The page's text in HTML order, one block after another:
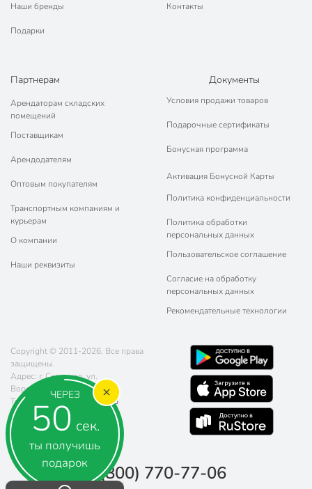
ЧЕРЕЗ
50 сек.
ты получишь
подарок
Наши бренды
Подарки
Контакты
Партнерам
Арендаторам складских
помещений
Поставщикам
Арендодателям
Оптовым покупателям
Транспортным компаниям и
курьерам
О компании
Наши реквизиты
Документы
Условия продажи товаров
Подарочные сертификаты
Бонусная программа
Активация Бонусной Карты
Политика конфиденциальности
Политика обработки
персональных данных
Пользовательское соглашение
Согласие на обработку
персональных данных
Рекомендательные технологии
Copyright © 2011-2026. Все права
защищены.
Адрес: г. Серпухов, ул.
Ворошилова, д. 139
Телефон:
8 (800) 770-77-06
Почта:sales@poryadok.ru
8 (800) 770-77-06